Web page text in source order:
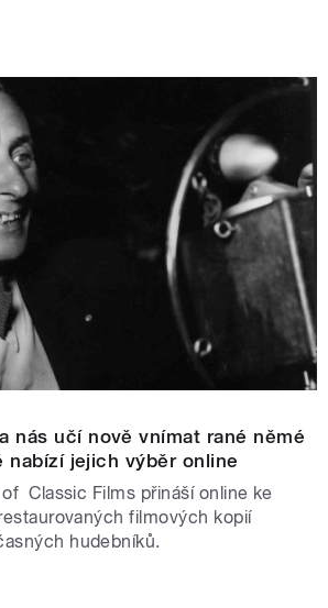
nás učí nově vnímat rané němé
nabízí jejich výběr online
Classic Films přináší online ke
filmových kopií
hudebníků.